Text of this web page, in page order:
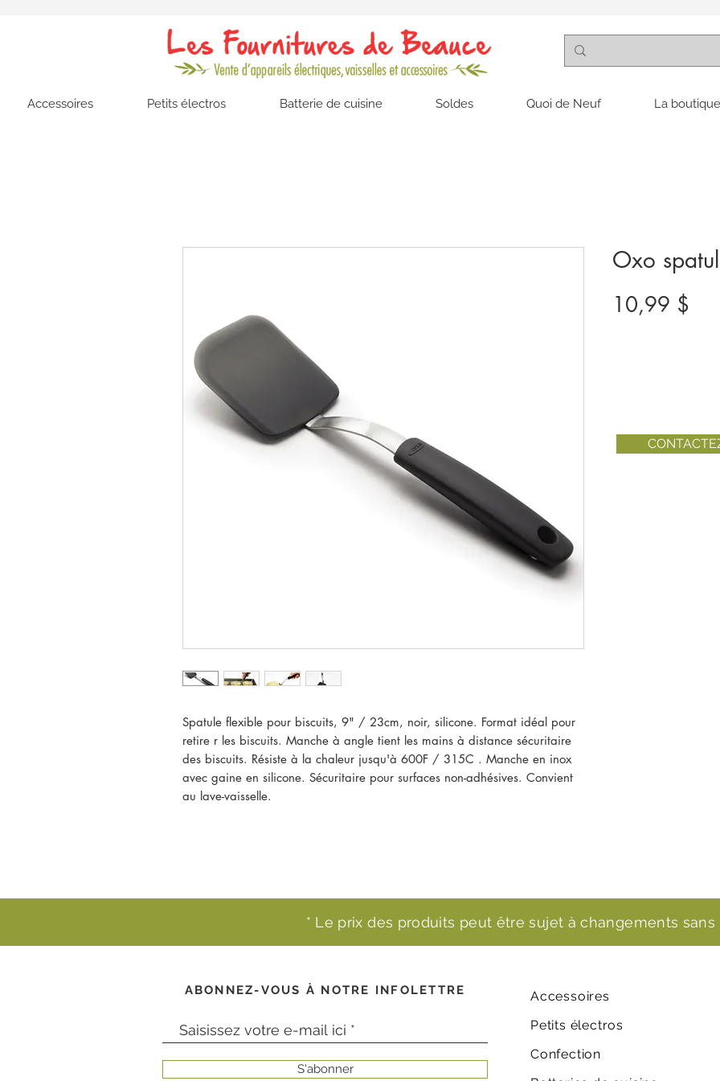
Accessoires Petits électros Batterie de cuisine Soldes Quoi de Neuf La
Spatule flexible pour biscuits, 9" / 23cm, noir, silicone. Format idéal pour
retire r les biscuits. Manche à angle tient les mains à distance sécuritaire
des biscuits. Résiste à la chaleur jusqu'à 600F / 315C . Manche en inox
avec gaine en silicone. Sécuritaire pour surfaces non-adhésives. Convient
au lave-vaisselle.
Oxo
10,99 $
* Le prix des produits peut être sujet à changements sans
ABONNEZ-VOUS À NOTRE INFOLETTRE
S'abonner
Accessoires
Petits électros
Confection